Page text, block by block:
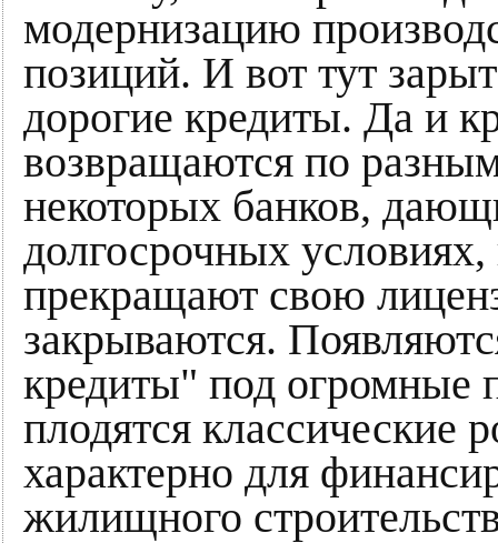
модернизацию
позиций. И вот тут
дорогие кредиты. Да и
возвращаются по
некоторых банков,
долгосрочных
прекращают свою
закрываются.
кредиты" под огромные
плодятся классические
характерно для
жилищного